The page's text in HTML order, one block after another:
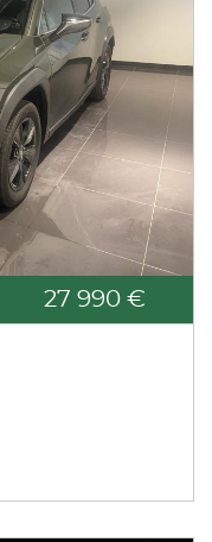
27 990 €